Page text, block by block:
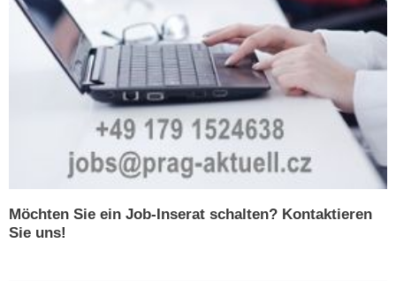
Möchten Sie ein Job-Inserat schalten? Kontaktieren
Sie uns!